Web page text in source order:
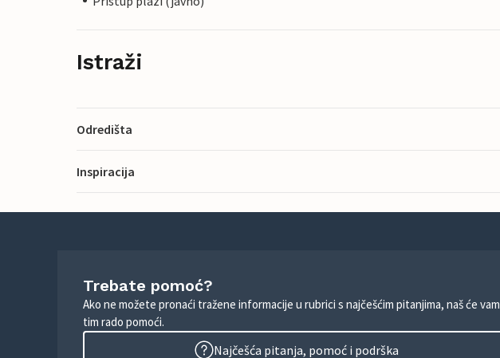
Istraži
Odredišta
Inspiracija
Trebate pomoć?
Ako ne možete pronaći tražene informacije u rubrici s najčešćim pitanjima, naš će vam
tim rado pomoći.
Najčešća pitanja, pomoć i podrška